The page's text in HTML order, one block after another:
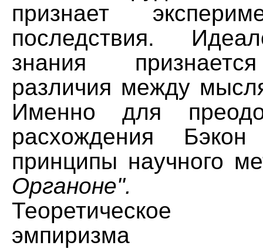
признает
последствия.
знания
различия между
Именно для
расхождения
принципы научного
Органоне".
Теоретическое
эмпиризма